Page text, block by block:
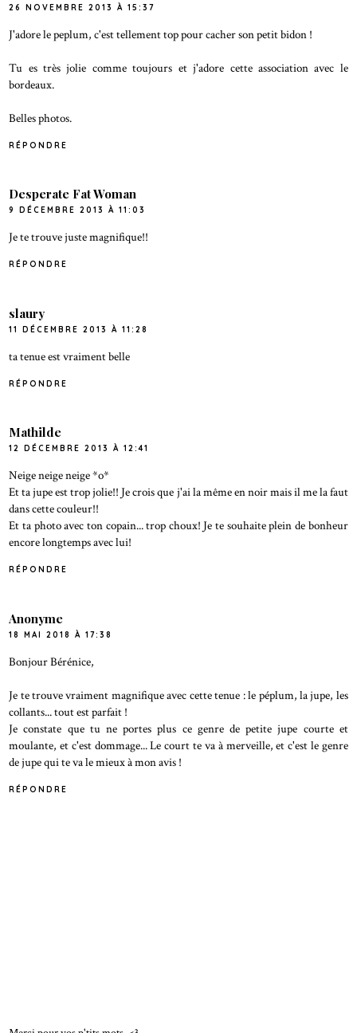
26 NOVEMBRE 2013 À 15:37
J'adore le peplum, c'est tellement top pour cacher son petit bidon !
Tu es très jolie comme toujours et j'adore cette association avec le
bordeaux.
Belles photos.
RÉPONDRE
Desperate Fat Woman
9 DÉCEMBRE 2013 À 11:03
Je te trouve juste magnifique!!
RÉPONDRE
slaury
11 DÉCEMBRE 2013 À 11:28
ta tenue est vraiment belle
RÉPONDRE
Mathilde
12 DÉCEMBRE 2013 À 12:41
Neige neige neige *o*
Et ta jupe est trop jolie!! Je crois que j'ai la même en noir mais il me la faut
dans cette couleur!!
Et ta photo avec ton copain... trop choux! Je te souhaite plein de bonheur
encore longtemps avec lui!
RÉPONDRE
Anonyme
18 MAI 2018 À 17:38
Bonjour Bérénice,
Je te trouve vraiment magnifique avec cette tenue : le péplum, la jupe, les
collants... tout est parfait !
Je constate que tu ne portes plus ce genre de petite jupe courte et
moulante, et c'est dommage... Le court te va à merveille, et c'est le genre
de jupe qui te va le mieux à mon avis !
RÉPONDRE